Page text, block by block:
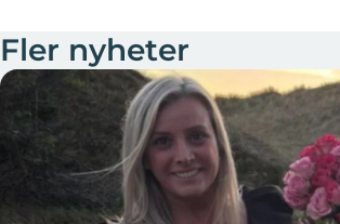
Fler nyheter